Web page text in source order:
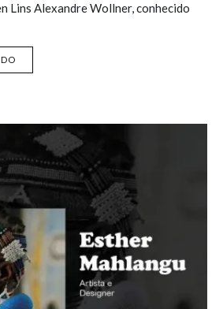
Lins Alexandre Wollner, conhecido